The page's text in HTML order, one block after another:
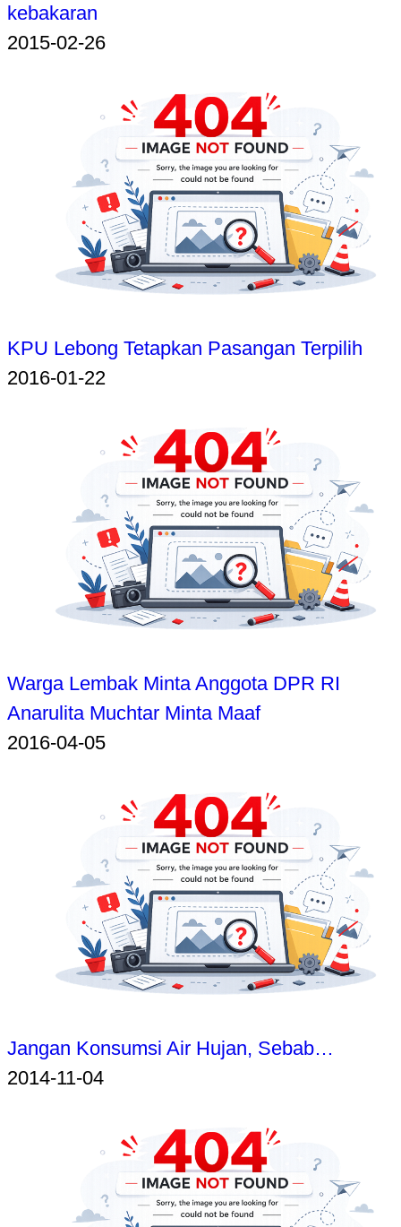
kebakaran
2015-02-26
KPU Lebong Tetapkan Pasangan Terpilih
2016-01-22
Warga Lembak Minta Anggota DPR RI
Anarulita Muchtar Minta Maaf
2016-04-05
Jangan Konsumsi Air Hujan, Sebab…
2014-11-04